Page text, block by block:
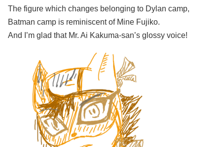
The figure which changes belonging to Dylan camp,
Batman camp is reminiscent of Mine Fujiko.
And I’m glad that Mr. Ai Kakuma-san’s glossy voice!